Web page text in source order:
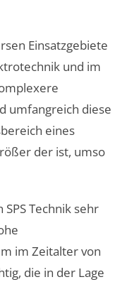
Einsatzgebiete
und im
umfangreich diese
eines
der ist, umso
Technik sehr
im Zeitalter von
die in der Lage